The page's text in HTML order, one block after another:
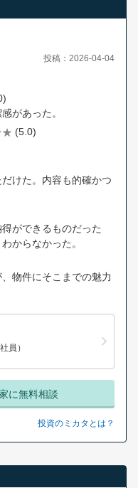
投稿：2026-04-04
があった。
(5.0)
けた。内容も的確かつ
ができるものだった
からなかった。
物件にそこまでの魅力
員）
に無料相談
投資のミカタとは？